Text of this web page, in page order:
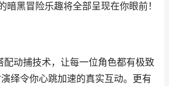
暗黑冒险乐趣将全部呈现在你眼前！
配动捕技术，让每一位角色都有极致
绎令你心跳加速的真实互动。更有